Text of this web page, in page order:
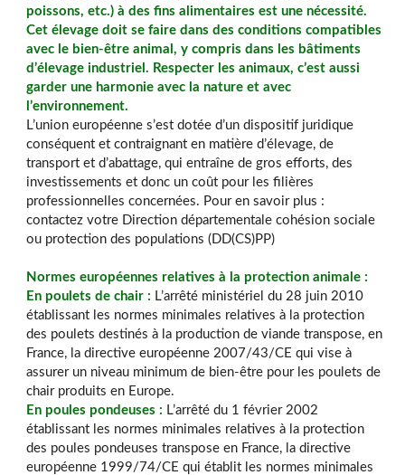
poissons, etc.) à des fins alimentaires est une nécessité.
Cet élevage doit se faire dans des conditions compatibles
avec le bien-être animal, y compris dans les bâtiments
d’élevage industriel. Respecter les animaux, c’est aussi
garder une harmonie avec la nature et avec
l’environnement.
L’union européenne s’est dotée d’un dispositif juridique
conséquent et contraignant en matière d’élevage, de
transport et d’abattage, qui entraîne de gros efforts, des
investissements et donc un coût pour les filières
professionnelles concernées. Pour en savoir plus :
contactez votre Direction départementale cohésion sociale
ou protection des populations (DD(CS)PP)
Normes européennes relatives à la protection animale :
En poulets de chair : L’arrêté ministériel du 28 juin 2010
établissant les normes minimales relatives à la protection
des poulets destinés à la production de viande transpose, en
France, la directive européenne 2007/43/CE qui vise à
assurer un niveau minimum de bien-être pour les poulets de
chair produits en Europe.
En poules pondeuses : L’arrêté du 1 février 2002
établissant les normes minimales relatives à la protection
des poules pondeuses transpose en France, la directive
européenne 1999/74/CE qui établit les normes minimales